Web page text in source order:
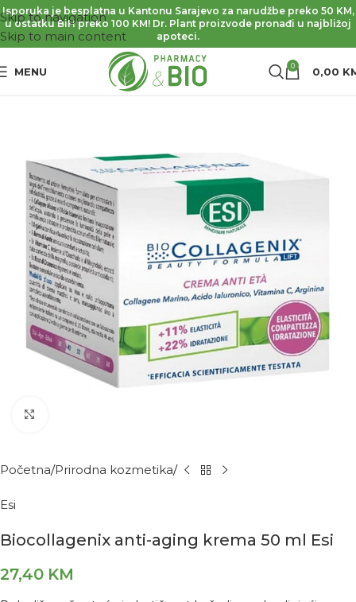
Skip to navigation
Skip to main content
Isporuka je besplatna u Kantonu Sarajevo za narudžbe preko 50 KM,
u ostatku BiH preko 100 KM! Dr. Plant proizvode pronađi u najbližoj
apoteci.
MENU 0 0,00
Početna Prirodna kozmetika
Esi
Biocollagenix anti-aging krema 50 ml Esi
27,40 KM